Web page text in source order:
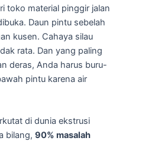
toko material pinggir jalan
Daun pintu sebelah
kusen. Cahaya silau
rata. Dan yang paling
deras, Anda harus buru-
pintu karena air
di dunia ekstrusi
bilang, 90% masalah